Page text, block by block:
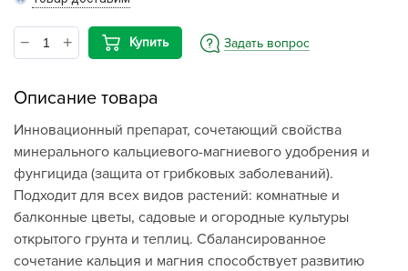
Купить Задать вопрос
Описание товара
Инновационный препарат, сочетающий свойства
минерального кальциевого-магниевого удобрения и
фунгицида (защита от грибковых заболеваний).
Подходит для всех видов растений: комнатные и
балконные цветы, садовые и огородные культуры
открытого грунта и теплиц. Сбалансированное
сочетание кальция и магния способствует развитию